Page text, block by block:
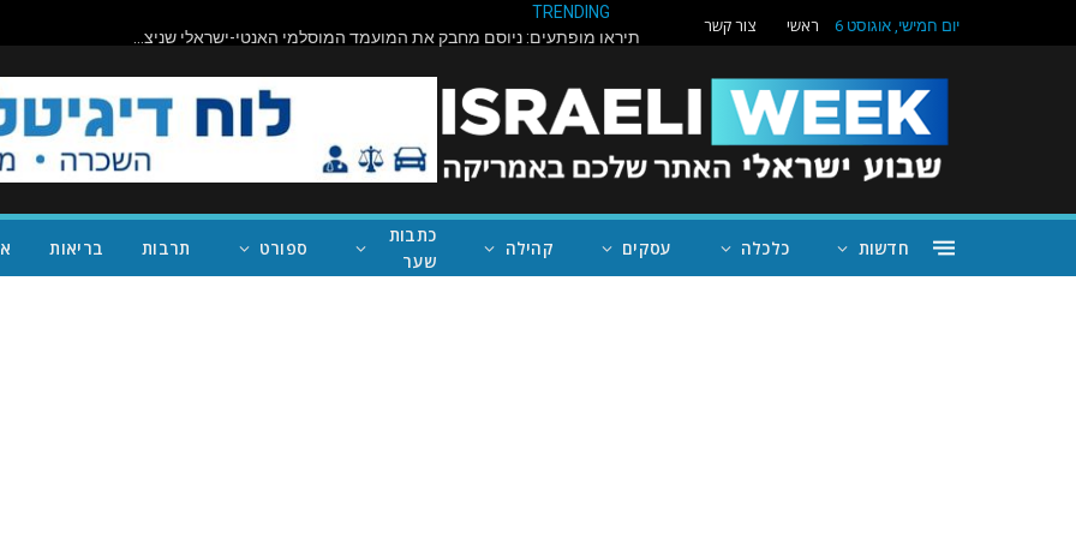
יום חמישי, אוגוסט 6 ראשי צור קשר
TRENDING
תיראו מופתעים: ניוסם מחבק את המועמד המוסלמי האנטי-ישראלי שניצח במישיגן; ככה נעצור את טראמפ
חדשות כלכלה עסקים קהילה
כתבות
שער
ספורט תרבות בריאות